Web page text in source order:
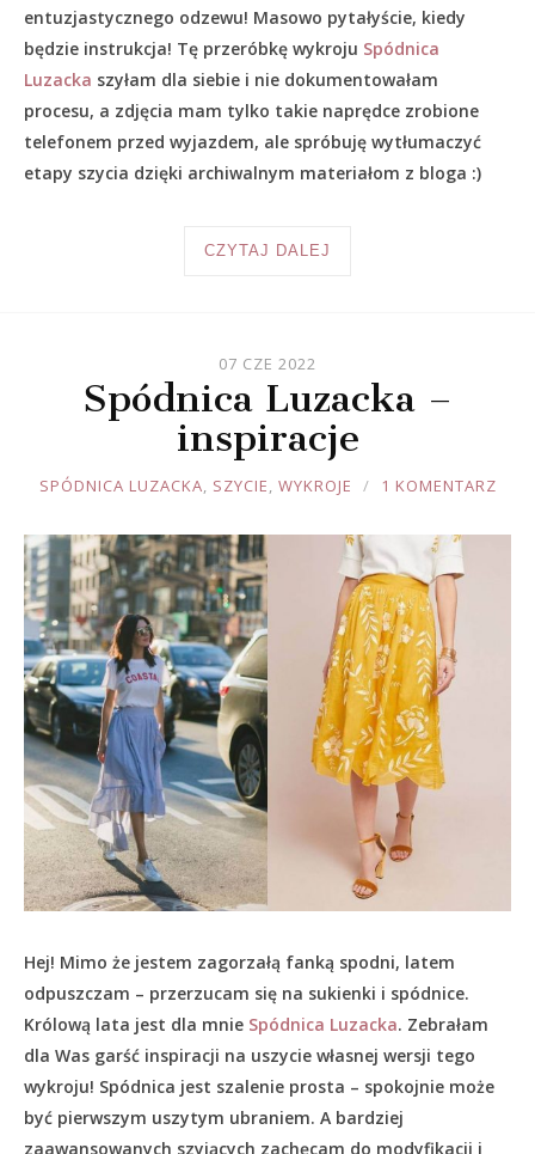
entuzjastycznego odzewu! Masowo pytałyście, kiedy
będzie instrukcja! Tę przeróbkę wykroju Spódnica
Luzacka szyłam dla siebie i nie dokumentowałam
procesu, a zdjęcia mam tylko takie naprędce zrobione
telefonem przed wyjazdem, ale spróbuję wytłumaczyć
etapy szycia dzięki archiwalnym materiałom z bloga :)
CZYTAJ DALEJ
07 CZE 2022
Spódnica Luzacka –
inspiracje
JOULE
SPÓDNICA LUZACKA, SZYCIE, WYKROJE 1 KOMENTARZ
Hej! Mimo że jestem zagorzałą fanką spodni, latem
odpuszczam – przerzucam się na sukienki i spódnice.
Królową lata jest dla mnie Spódnica Luzacka. Zebrałam
dla Was garść inspiracji na uszycie własnej wersji tego
wykroju! Spódnica jest szalenie prosta – spokojnie może
być pierwszym uszytym ubraniem. A bardziej
zaawansowanych szyjących zachęcam do modyfikacji i